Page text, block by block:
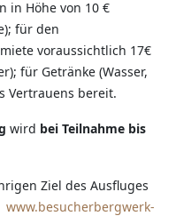
in Höhe von 10 €
für den
voraussichtlich 17€
für Getränke (Wasser,
Vertrauens bereit.
wird bei Teilnahme bis
Ziel des Ausfluges
www.besucherbergwerk-